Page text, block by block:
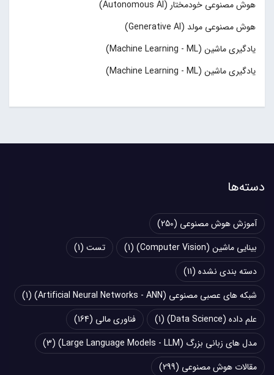
هوش مصنوعی خودمختار (Autonomous AI)
هوش مصنوعی مولد (Generative AI)
یادگیری ماشین (Machine Learning - ML)
یادگیری ماشین (Machine Learning - ML)
دسته‌ها
آموزش هوش مصنوعی (250)
بینایی ماشین (Computer Vision)
(1) تست (1)
دسته بندی نشده (11)
شبکه های عصبی مصنوعی (Artificial Neural Networks - ANN)
(1)
علم داده (Data Science)
(1) فناوری مالی (164)
مدل های زبانی بزرگ (Large Language Models - LLM)
(3)
مقالات هوش مصنوعی (299)